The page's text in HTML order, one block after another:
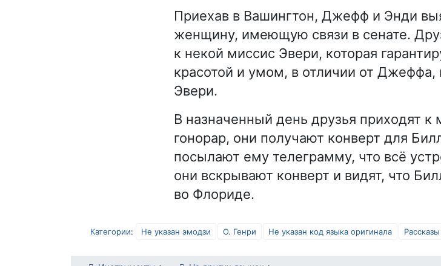
Приехав в Вашингтон, Джефф и Энди
женщину, имеющую связи в сенате.
к некой миссис Эвери, которая
красотой и умом, в отличии от
Эвери.
В назначенный день друзья приходят к
гонорар, они получают конверт для
посылают ему телеграмму, что всё
они вскрывают конверт и видят, что
во Флориде.
Категории: Не указан эмодзи О. Генри Не указан код языка оригинала Рассказы